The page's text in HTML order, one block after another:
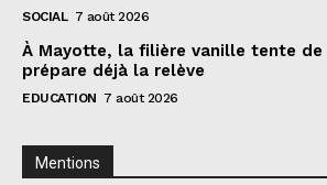
SOCIAL 7 août 2026
À Mayotte, la filière vanille tente
prépare déjà la relève
EDUCATION 7 août 2026
Mentions